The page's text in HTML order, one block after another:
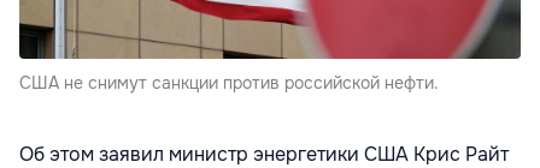
США не снимут санкции против российской нефти.
Об этом заявил министр энергетики США Крис Райт